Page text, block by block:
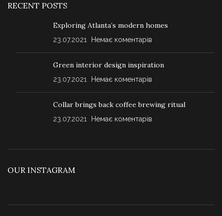
RECENT POSTS
Exploring Atlanta’s modern homes
23.07.2021 Немає коментарів
Green interior design inspiration
23.07.2021 Немає коментарів
Collar brings back coffee brewing ritual
23.07.2021 Немає коментарів
OUR INSTAGRAM